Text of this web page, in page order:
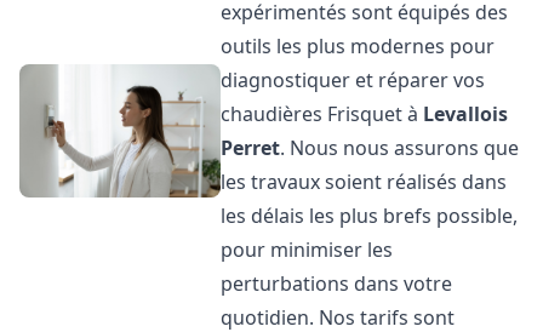
expérimentés sont équipés des
outils les plus modernes pour
diagnostiquer et réparer vos
chaudières Frisquet à Levallois
Perret. Nous nous assurons que
les travaux soient réalisés dans
les délais les plus brefs possible,
pour minimiser les
perturbations dans votre
quotidien. Nos tarifs sont